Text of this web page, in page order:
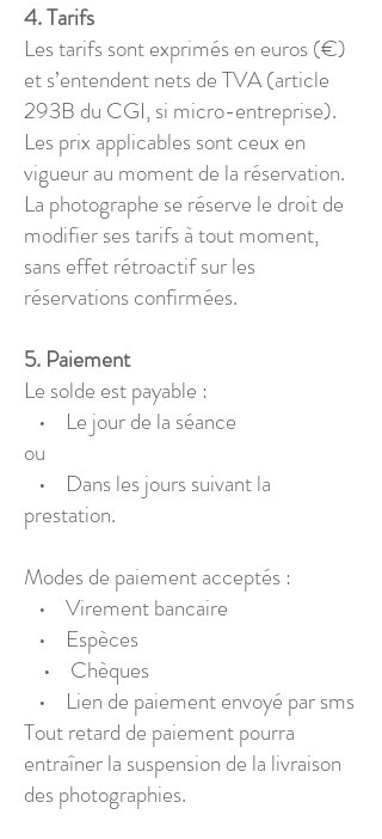
4. Tarifs
Les tarifs sont exprimés en euros (€)
et s’entendent nets de TVA (article
293B du CGI, si micro-entreprise).
Les prix applicables sont ceux en
vigueur au moment de la réservation.
La photographe se réserve le droit de
modifier ses tarifs à tout moment,
sans effet rétroactif sur les
réservations confirmées.
​5. Paiement
Le solde est payable :
• Le jour de la séance
ou
• Dans les jours suivant la
prestation.
Modes de paiement acceptés :
• Virement bancaire
• Espèces
• Chèques
• Lien de paiement envoyé par sms
Tout retard de paiement pourra
entraîner la suspension de la livraison
des photographies.